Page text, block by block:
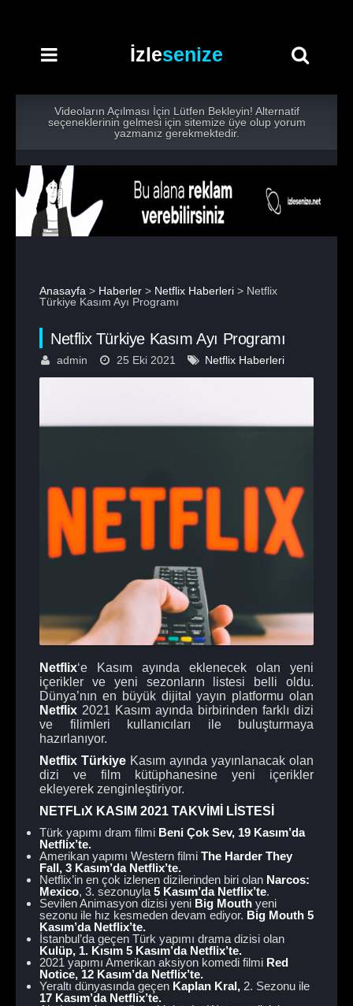
İzlesenize
Videoların Açılması İçin Lütfen Bekleyin! Alternatif
seçeneklerinin gelmesi için sitemize üye olup yorum
yazmanız gerekmektedir.
Anasayfa > Haberler > Netflix Haberleri > Netflix
Türkiye Kasım Ayı Programı
Netflix Türkiye Kasım Ayı Programı
admin 25 Eki 2021 Netflix Haberleri
Netflix‘e Kasım ayında eklenecek olan yeni
içerikler ve yeni sezonların listesi belli oldu.
Dünya’nın en büyük dijital yayın platformu olan
Netflix 2021 Kasım ayında birbirinden farklı dizi
ve filimleri kullanıcıları ile buluşturmaya
hazırlanıyor.
Netflix Türkiye Kasım ayında yayınlanacak olan
dizi ve film kütüphanesine yeni içerikler
ekleyerek zenginleştiriyor.
NETFLıX KASIM 2021 TAKVİMİ LİSTESİ
Türk yapımı dram filmi Beni Çok Sev, 19 Kasım’da
Netflix’te.
Amerikan yapımı Western filmi The Harder They
Fall, 3 Kasım’da Netflix’te.
Netflix’in en çok izlenen dizilerinden biri olan Narcos:
Mexico, 3. sezonuyla 5 Kasım’da Netflix’te.
Sevilen Animasyon dizisi yeni Big Mouth yeni
sezonu ile hız kesmeden devam ediyor. Big Mouth 5
Kasım’da Netflix’te.
İstanbul’da geçen Türk yapımı drama dizisi olan
Kulüp, 1. Kısım 5 Kasım’da Netflix’te.
2021 yapımı Amerikan aksiyon komedi filmi Red
Notice, 12 Kasım’da Netflix’te.
Yeraltı dünyasında geçen Kaplan Kral, 2. Sezonu ile
17 Kasım’da Netflix’te.